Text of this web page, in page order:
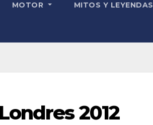
MOTOR MITOS Y LEYENDAS
2012